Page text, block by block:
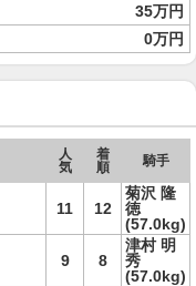
35万円
0万円
人
気
着
順
騎手
11 12
菊沢 隆
徳
(57.0kg)
9 8
津村 明
秀
(57.0kg)